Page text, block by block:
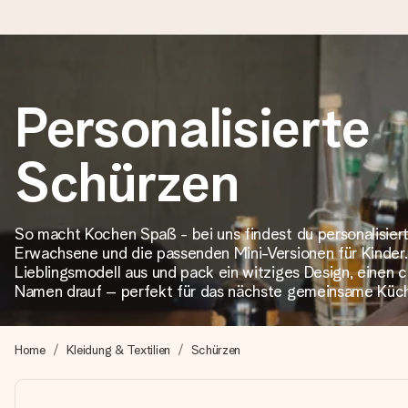
Heute bestellt, in 1 Werktag verschickt
Wir bereiten dein Geschenk sorgfältig vor und schicken es
4,8 (basierend auf +15.000 Bewertungen)
Unsere Geschenke begeistern. Kunden bewerten uns mit
Mit Liebe gemacht, im Handumdrehen
Erstelle etwas Einzigartiges in wenigen Schritten – mit
Personalisierte
Schürzen
So macht Kochen Spaß - bei uns findest du
Erwachsene und die passenden Mini-Versionen für
Lieblingsmodell aus und pack ein witziges Design, einen
Namen drauf – perfekt für das nächste gemeinsame
Home Kleidung & Textilien Schürzen